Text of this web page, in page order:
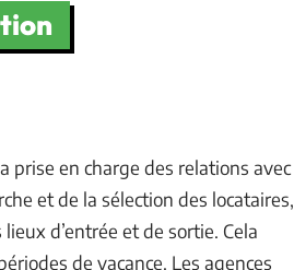
prise en charge des relations avec
et de la sélection des locataires,
d’entrée et de sortie. Cela
de vacance. Les agences